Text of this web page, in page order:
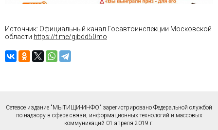
Источник: Официальный канал Госавтоинспекции Московской
области https://t.me/gibdd50mo
Сетевое издание "МЫТИЩИ-ИНФО" зарегистрировано Федеральной службой
по надзору в сфере связи, информационных технологий и массовых
коммуникаций 01 апреля 2019 г.